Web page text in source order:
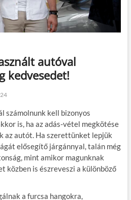
autóval
kedvesedet!
számolnunk kell bizonyos
is, ha az adás-vétel megkötése
az autót. Ha szerettünket lepjük
elősegítő járgánnyal, talán még
mint amikor magunknak
közben is észreveszi a különböző
a furcsa hangokra,